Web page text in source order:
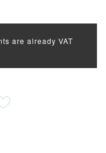
are already VAT